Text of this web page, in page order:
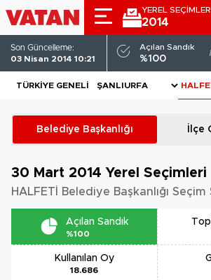
YEREL SEÇİMLER
2014
Son Güncelleme:
03 Nisan 2014 10:21
Açılan Sandık
%100
TÜRKIYE GENELI
Belediye Başkanlığı İlçe
30 Mart 2014 Yerel Seçimleri
HALFETİ Belediye Başkanlığı Seçim
Açılan Sandık
%100
Kullanılan Oy
18.686